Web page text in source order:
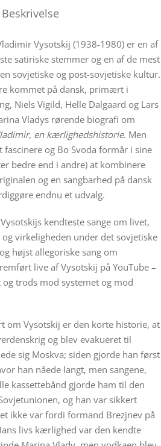
Beskrivelse
Vysotskij (1938-1980) er en af
satiriske stemmer og en af de mest
sovjetiske og post-sovjetiske kultur.
kommet på dansk, primært i
Niels Vigild, Helle Dalgaard og Lars
Vladys rørende biografi om
en kærlighedshistorie. Men
og Bo Svoda formår i sine
bedre end i andre) at kombinere
og en sangbarhed på dansk
endnu et udvalg.
kendteste sange om livet,
virkeligheden under det sovjetiske
højst allegoriske sang om
live af Vysotskij på YouTube –
trods mod systemet og mod
om Vysotskij er den korte historie, at
og blev evakueret til
sig Moskva; siden gjorde han først
han nåede langt, men sangene,
kassettebånd gjorde ham til den
og han var sikkert
ikke var fordi formand Brezjnev på
livs kærlighed var den kendte